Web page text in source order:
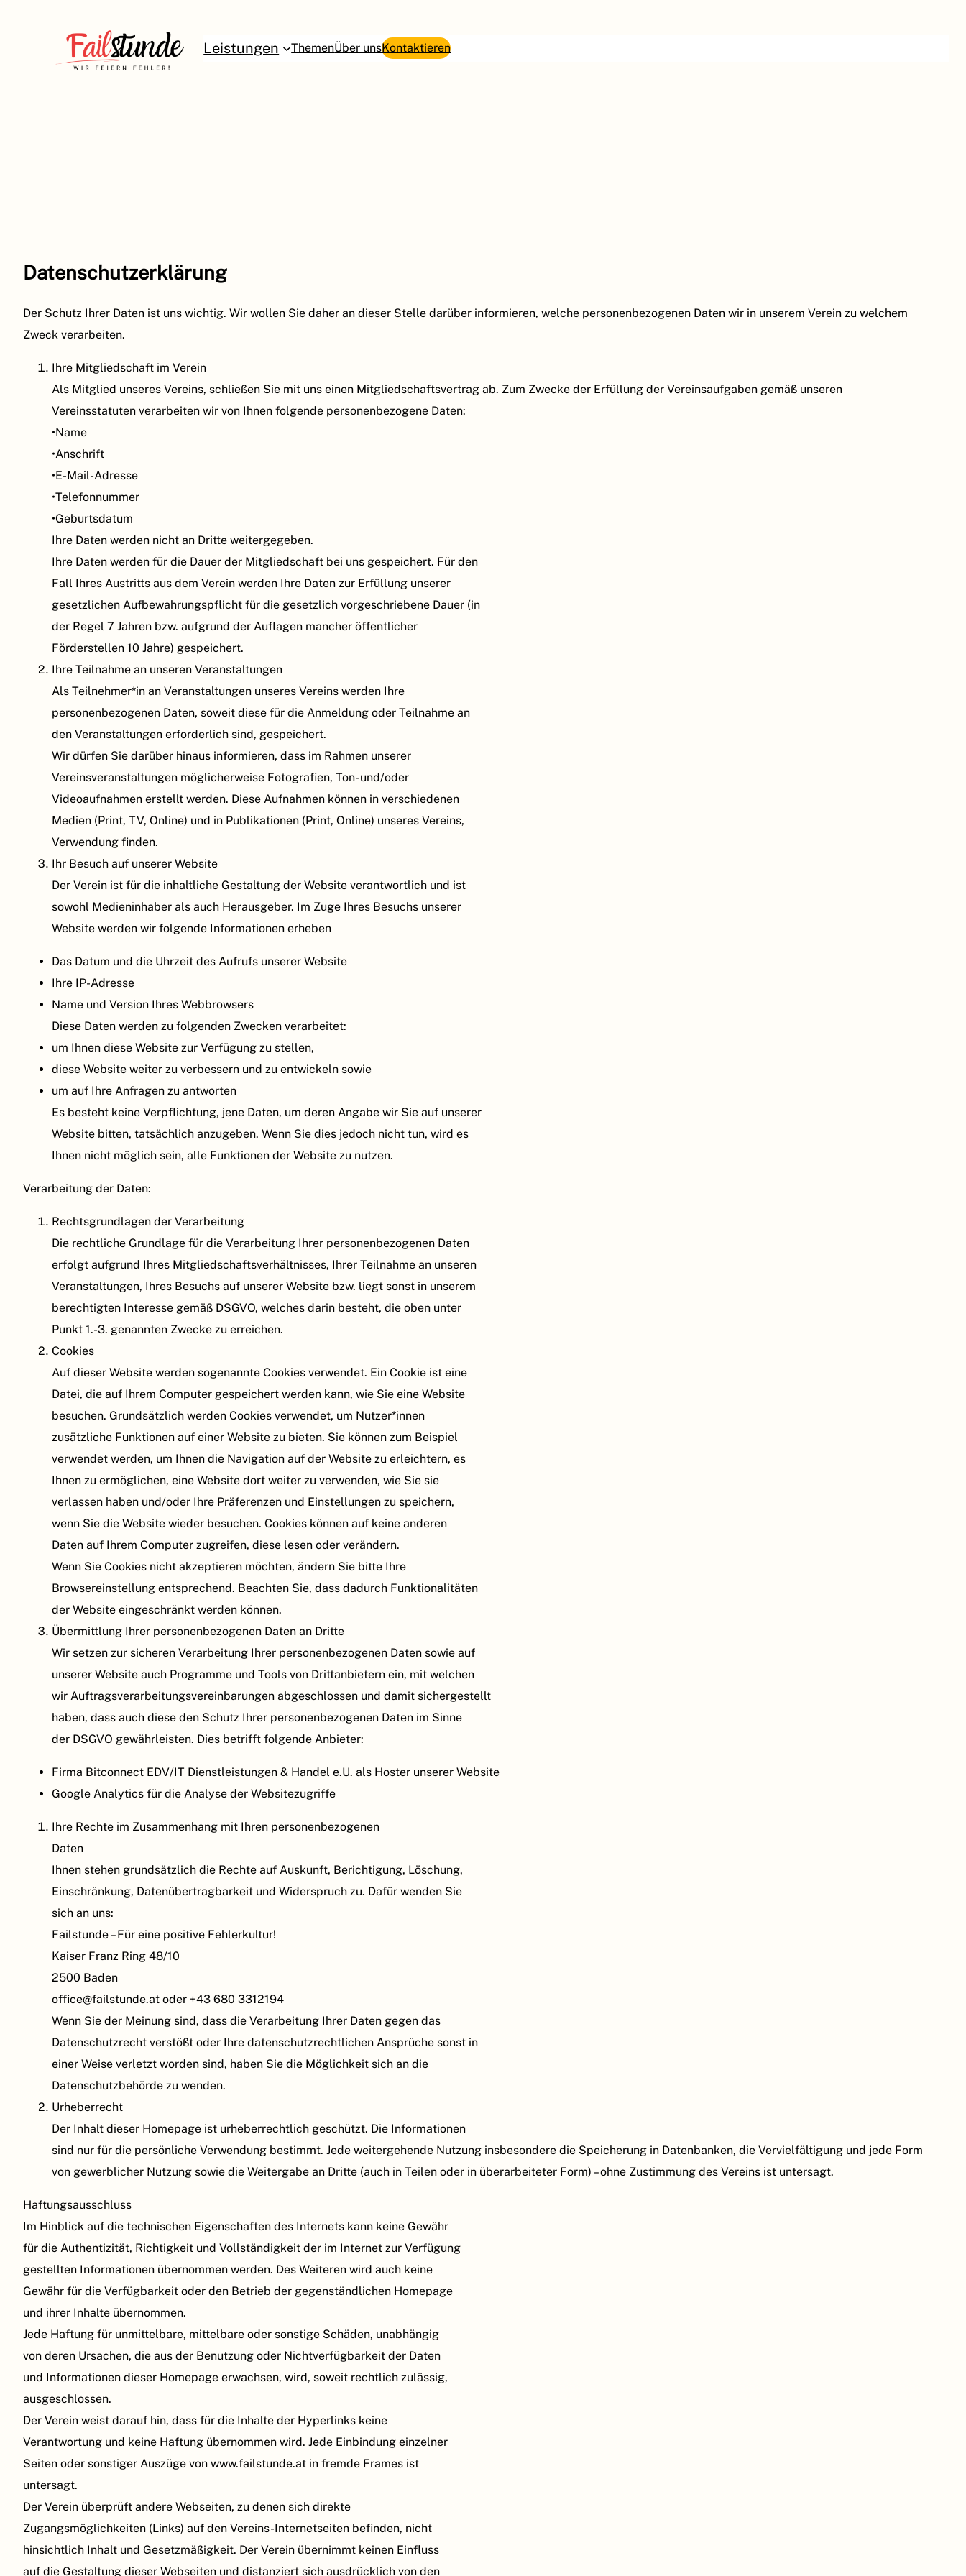
Leistungen ThemenÜber unsKontaktieren
Datenschutzerklärung
Der Schutz Ihrer Daten ist uns wichtig. Wir wollen Sie daher an dieser Stelle darüber informieren, welche personenbezogenen Daten wir in unserem Verein zu welchem
Zweck verarbeiten.
Ihre Mitgliedschaft im Verein
Als Mitglied unseres Vereins, schließen Sie mit uns einen Mitgliedschaftsvertrag ab. Zum Zwecke der Erfüllung der Vereinsaufgaben gemäß unseren
Vereinsstatuten verarbeiten wir von Ihnen folgende personenbezogene Daten:
•Name
•Anschrift
•E-Mail-Adresse
•Telefonnummer
•Geburtsdatum
Ihre Daten werden nicht an Dritte weitergegeben.
Ihre Daten werden für die Dauer der Mitgliedschaft bei uns gespeichert. Für den
Fall Ihres Austritts aus dem Verein werden Ihre Daten zur Erfüllung unserer
gesetzlichen Aufbewahrungspflicht für die gesetzlich vorgeschriebene Dauer (in
der Regel 7 Jahren bzw. aufgrund der Auflagen mancher öffentlicher
Förderstellen 10 Jahre) gespeichert.
Ihre Teilnahme an unseren Veranstaltungen
Als Teilnehmer*in an Veranstaltungen unseres Vereins werden Ihre
personenbezogenen Daten, soweit diese für die Anmeldung oder Teilnahme an
den Veranstaltungen erforderlich sind, gespeichert.
Wir dürfen Sie darüber hinaus informieren, dass im Rahmen unserer
Vereinsveranstaltungen möglicherweise Fotografien, Ton- und/oder
Videoaufnahmen erstellt werden. Diese Aufnahmen können in verschiedenen
Medien (Print, TV, Online) und in Publikationen (Print, Online) unseres Vereins,
Verwendung finden.
Ihr Besuch auf unserer Website
Der Verein ist für die inhaltliche Gestaltung der Website verantwortlich und ist
sowohl Medieninhaber als auch Herausgeber. Im Zuge Ihres Besuchs unserer
Website werden wir folgende Informationen erheben
Das Datum und die Uhrzeit des Aufrufs unserer Website
Ihre IP-Adresse
Name und Version Ihres Webbrowsers
Diese Daten werden zu folgenden Zwecken verarbeitet:
um Ihnen diese Website zur Verfügung zu stellen,
diese Website weiter zu verbessern und zu entwickeln sowie
um auf Ihre Anfragen zu antworten
Es besteht keine Verpflichtung, jene Daten, um deren Angabe wir Sie auf unserer
Website bitten, tatsächlich anzugeben. Wenn Sie dies jedoch nicht tun, wird es
Ihnen nicht möglich sein, alle Funktionen der Website zu nutzen.
Verarbeitung der Daten:
Rechtsgrundlagen der Verarbeitung
Die rechtliche Grundlage für die Verarbeitung Ihrer personenbezogenen Daten
erfolgt aufgrund Ihres Mitgliedschaftsverhältnisses, Ihrer Teilnahme an unseren
Veranstaltungen, Ihres Besuchs auf unserer Website bzw. liegt sonst in unserem
berechtigten Interesse gemäß DSGVO, welches darin besteht, die oben unter
Punkt 1.-3. genannten Zwecke zu erreichen.
Cookies
Auf dieser Website werden sogenannte Cookies verwendet. Ein Cookie ist eine
Datei, die auf Ihrem Computer gespeichert werden kann, wie Sie eine Website
besuchen. Grundsätzlich werden Cookies verwendet, um Nutzer*innen
zusätzliche Funktionen auf einer Website zu bieten. Sie können zum Beispiel
verwendet werden, um Ihnen die Navigation auf der Website zu erleichtern, es
Ihnen zu ermöglichen, eine Website dort weiter zu verwenden, wie Sie sie
verlassen haben und/oder Ihre Präferenzen und Einstellungen zu speichern,
wenn Sie die Website wieder besuchen. Cookies können auf keine anderen
Daten auf Ihrem Computer zugreifen, diese lesen oder verändern.
Wenn Sie Cookies nicht akzeptieren möchten, ändern Sie bitte Ihre
Browsereinstellung entsprechend. Beachten Sie, dass dadurch Funktionalitäten
der Website eingeschränkt werden können.
Übermittlung Ihrer personenbezogenen Daten an Dritte
Wir setzen zur sicheren Verarbeitung Ihrer personenbezogenen Daten sowie auf
unserer Website auch Programme und Tools von Drittanbietern ein, mit welchen
wir Auftragsverarbeitungsvereinbarungen abgeschlossen und damit sichergestellt
haben, dass auch diese den Schutz Ihrer personenbezogenen Daten im Sinne
der DSGVO gewährleisten. Dies betrifft folgende Anbieter:
Firma Bitconnect EDV/IT Dienstleistungen & Handel e.U. als Hoster unserer Website
Google Analytics für die Analyse der Websitezugriffe
Ihre Rechte im Zusammenhang mit Ihren personenbezogenen
Daten
Ihnen stehen grundsätzlich die Rechte auf Auskunft, Berichtigung, Löschung,
Einschränkung, Datenübertragbarkeit und Widerspruch zu. Dafür wenden Sie
sich an uns:
Failstunde – Für eine positive Fehlerkultur!
Kaiser Franz Ring 48/10
2500 Baden
office@failstunde.at oder +43 680 3312194
Wenn Sie der Meinung sind, dass die Verarbeitung Ihrer Daten gegen das
Datenschutzrecht verstößt oder Ihre datenschutzrechtlichen Ansprüche sonst in
einer Weise verletzt worden sind, haben Sie die Möglichkeit sich an die
Datenschutzbehörde zu wenden.
Urheberrecht
Der Inhalt dieser Homepage ist urheberrechtlich geschützt. Die Informationen
sind nur für die persönliche Verwendung bestimmt. Jede weitergehende Nutzung insbesondere die Speicherung in Datenbanken, die Vervielfältigung und jede Form
von gewerblicher Nutzung sowie die Weitergabe an Dritte (auch in Teilen oder in überarbeiteter Form) – ohne Zustimmung des Vereins ist untersagt.
Haftungsausschluss
Im Hinblick auf die technischen Eigenschaften des Internets kann keine Gewähr
für die Authentizität, Richtigkeit und Vollständigkeit der im Internet zur Verfügung
gestellten Informationen übernommen werden. Des Weiteren wird auch keine
Gewähr für die Verfügbarkeit oder den Betrieb der gegenständlichen Homepage
und ihrer Inhalte übernommen.
Jede Haftung für unmittelbare, mittelbare oder sonstige Schäden, unabhängig
von deren Ursachen, die aus der Benutzung oder Nichtverfügbarkeit der Daten
und Informationen dieser Homepage erwachsen, wird, soweit rechtlich zulässig,
ausgeschlossen.
Der Verein weist darauf hin, dass für die Inhalte der Hyperlinks keine
Verantwortung und keine Haftung übernommen wird. Jede Einbindung einzelner
Seiten oder sonstiger Auszüge von www.failstunde.at in fremde Frames ist
untersagt.
Der Verein überprüft andere Webseiten, zu denen sich direkte
Zugangsmöglichkeiten (Links) auf den Vereins-Internetseiten befinden, nicht
hinsichtlich Inhalt und Gesetzmäßigkeit. Der Verein übernimmt keinen Einfluss
auf die Gestaltung dieser Webseiten und distanziert sich ausdrücklich von den